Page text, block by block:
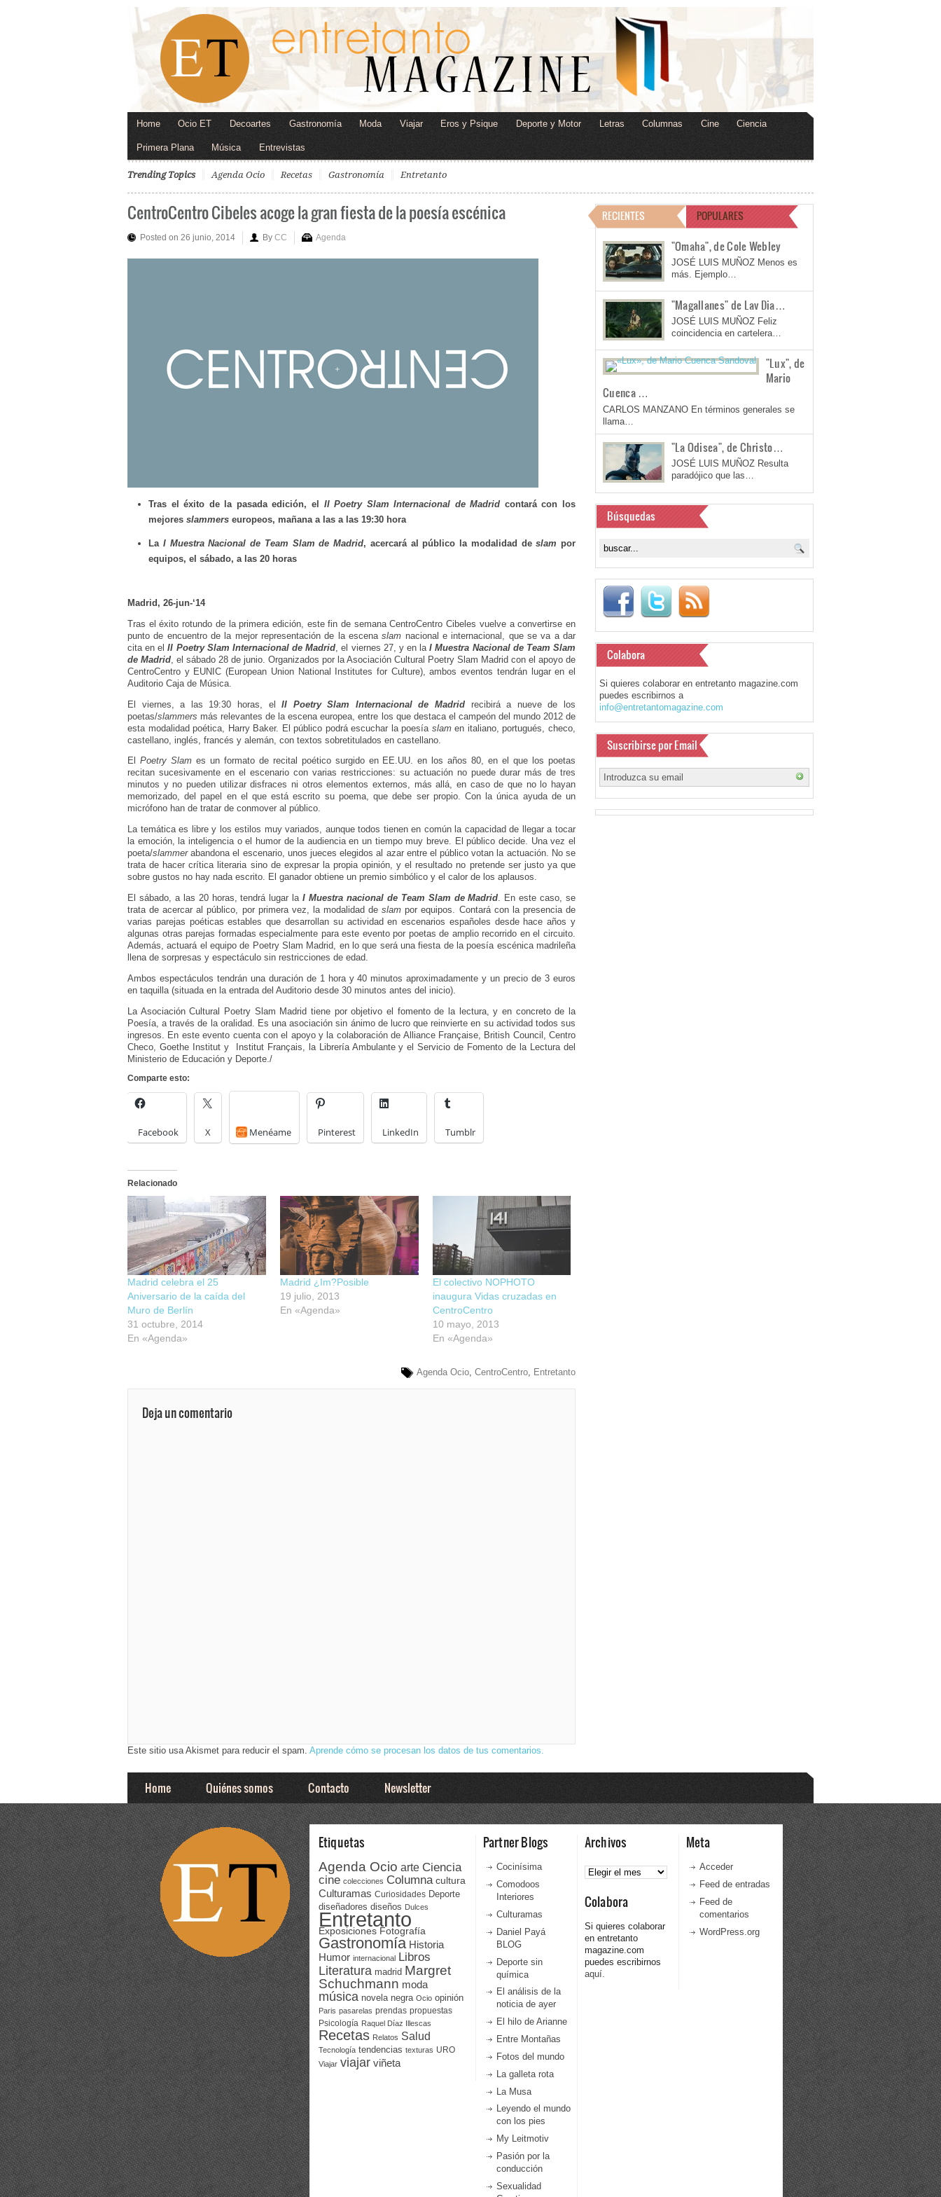
Home Ocio ET Decoartes Gastronomía Moda Viajar Eros y Psique Deporte y Motor Letras Columnas Cine Ciencia
Primera Plana Música Entrevistas
Trending Topics Agenda Ocio Recetas Gastronomía Entretanto
CentroCentro Cibeles acoge la gran fiesta de la poesía escénica
Posted on 26 junio, 2014 By CC Agenda
Tras el éxito de la pasada edición, el II Poetry Slam Internacional de Madrid contará con los
mejores slammers europeos, mañana a las a las 19:30 hora
La I Muestra Nacional de Team Slam de Madrid, acercará al público la modalidad deslam por
equipos, el sábado, a las 20 horas
Madrid, 26-jun-‘14
Tras el éxito rotundo de la primera edición, este fin de semana CentroCentro Cibeles vuelve a convertirse en
punto de encuentro de la mejor representación de la escenaslam nacional e internacional, que se va a dar
cita en elII Poetry Slam Internacional de Madrid , el viernes 27, y en laI Muestra Nacional de Team Slam
de Madrid , el sábado 28 de junio. Organizados por la Asociación Cultural Poetry Slam Madrid con el apoyo de
CentroCentro y EUNIC (European Union National Institutes for Culture), ambos eventos tendrán lugar en el
Auditorio Caja de Música.
El viernes, a las 19:30 horas, elII Poetry Slam Internacional de Madrid recibirá a nueve de los
poetas/slammers más relevantes de la escena europea, entre los que destaca el campeón del mundo 2012 de
esta modalidad poética, Harry Baker. El público podrá escuchar la poesía slamen italiano, portugués, checo,
castellano, inglés, francés y alemán, con textos sobretitulados en castellano.
El Poetry Slames un formato de recital poético surgido en EE.UU. en los años 80, en el que los poetas
recitan sucesivamente en el escenario con varias restricciones: su actuación no puede durar más de tres
minutos y no pueden utilizar disfraces ni otros elementos externos, más allá, en caso de que no lo hayan
memorizado, del papel en el que está escrito su poema, que debe ser propio. Con la única ayuda de un
micrófono han de tratar de conmover al público.
La temática es libre y los estilos muy variados, aunque todos tienen en común la capacidad de llegar a tocar
la emoción, la inteligencia o el humor de la audiencia en un tiempo muy breve. El público decide. Una vez el
poeta/slammerabandona el escenario, unos jueces elegidos al azar entre el público votan la actuación. No se
trata de hacer crítica literaria sino de expresar la propia opinión, y el resultado no pretende ser justo ya que
sobre gustos no hay nada escrito. El ganador obtiene un premio simbólico y el calor de los aplausos.
El sábado, a las 20 horas, tendrá lugar laI Muestra nacional de Team Slam de Madrid . En este caso, se
trata de acercar al público, por primera vez, la modalidad deslampor equipos. Contará con la presencia de
varias parejas poéticas estables que desarrollan su actividad en escenarios españoles desde hace años y
algunas otras parejas formadas especialmente para este evento por poetas de amplio recorrido en el circuito.
Además, actuará el equipo de Poetry Slam Madrid, en lo que será una fiesta de la poesía escénica madrileña
llena de sorpresas y espectáculo sin restricciones de edad.
Ambos espectáculos tendrán una duración de 1 hora y 40 minutos aproximadamente y un precio de 3 euros
en taquilla (situada en la entrada del Auditorio desde 30 minutos antes del inicio).
La Asociación Cultural Poetry Slam Madrid tiene por objetivo el fomento de la lectura, y en concreto de la
Poesía, a través de la oralidad. Es una asociación sin ánimo de lucro que reinvierte en su actividad todos sus
ingresos. En este evento cuenta con el apoyo y la colaboración de Alliance Française, British Council, Centro
Checo, Goethe Institut y Institut Français, la Librería Ambulante y el Servicio de Fomento de la Lectura del
Ministerio de Educación y Deporte./
Comparte esto:
Facebook X Menéame Pinterest LinkedIn Tumblr
Relacionado
Madrid celebra el 25
Aniversario de la caída del
Muro de Berlín
31 octubre, 2014
En «Agenda»
Madrid ¿Im?Posible
19 julio, 2013
En «Agenda»
El colectivo NOPHOTO
inaugura Vidas cruzadas en
CentroCentro
10 mayo, 2013
En «Agenda»
Agenda Ocio CentroCentro Entretanto
Deja un comentario
Este sitio usa Akismet para reducir el spam. Aprende cómo se procesan los datos de tus comentarios.
RECIENTES POPULARES
"Omaha", de Cole Webley
JOSÉ LUIS MUÑOZ Menos es
más. Ejemplo…
"Magallanes" de Lav Dia…
JOSÉ LUIS MUÑOZ Feliz
coincidencia en cartelera…
"Lux", de
Mario
Cuenca …
CARLOS MANZANO En términos generales se
llama…
"La Odisea", de Christo…
JOSÉ LUIS MUÑOZ Resulta
paradójico que las…
Búsquedas
Colabora
Si quieres colaborar en entretanto magazine.com
puedes escribirnos a
info@entretantomagazine.com
Suscribirse por Email
Home Quiénes somos Contacto Newsletter
Etiquetas
Agenda Ocio arte Ciencia
cine colecciones Columna cultura
Culturamas Curiosidades Deporte
diseñadores diseños Dulces
Entretanto
Exposiciones Fotografía
Gastronomía Historia
Humor internacional Libros
Literatura madrid Margret
Schuchmann moda
música novela negra Ocio opinión
Paris pasarelas prendas propuestas
Psicología Raquel Díaz Illescas
Recetas Relatos Salud
Tecnología tendencias texturas URO
Viajar viajar viñeta
Partner Blogs
Cocinísima
Comodoos
Interiores
Culturamas
Daniel Payá
BLOG
Deporte sin
química
El análisis de la
noticia de ayer
El hilo de Arianne
Entre Montañas
Fotos del mundo
La galleta rota
La Musa
Leyendo el mundo
con los pies
My Leitmotiv
Pasión por la
conducción
Sexualidad
Archivos
Archivos
Colabora
Si quieres colaborar
en entretanto
magazine.com
puedes escribirnos
aquí.
Meta
Acceder
Feed de entradas
Feed de
comentarios
WordPress.org